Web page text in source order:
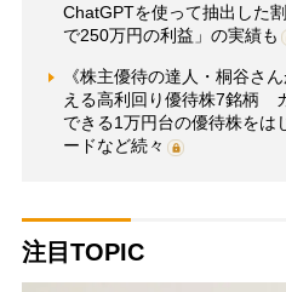
ChatGPTを使って抽出した
で250万円の利益」の実績も
《株主優待の達人・桐谷さ
える高利回り優待株7銘柄
できる1万円台の優待株をは
ードなど続々
注目TOPIC